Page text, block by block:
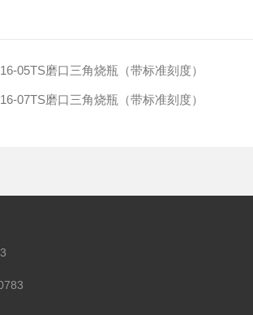
05TS磨口三角烧瓶（带标准刻度）
07TS磨口三角烧瓶（带标准刻度）